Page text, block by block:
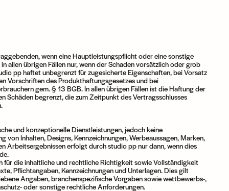
wenn eine Hauptleistungspflicht oder eine sonstige
allen übrigen Fällen nur, wenn der Schaden vorsätzlich oder grob
pp haftet unbegrenzt für zugesicherte Eigenschaften, bei Vorsatz
Vorschriften des Produkthaftungsgesetzes und bei
gem. § 13 BGB. In allen übrigen Fällen ist die Haftung der
Schäden begrenzt, die zum Zeitpunkt des Vertragsschlusses
und konzeptionelle Dienstleistungen, jedoch keine
von Inhalten, Designs, Kennzeichnungen, Werbeaussagen, Marken,
Arbeitsergebnissen erfolgt durch studio pp nur dann, wenn dies
die inhaltliche und rechtliche Richtigkeit sowie Vollständigkeit
Pflichtangaben, Kennzeichnungen und Unterlagen. Dies gilt
Angaben, branchenspezifische Vorgaben sowie wettbewerbs-,
oder sonstige rechtliche Anforderungen.